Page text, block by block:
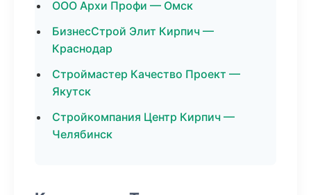
ООО Архи Профи — Омск
БизнесСтрой Элит Кирпич —
Краснодар
Строймастер Качество Проект —
Якутск
Стройкомпания Центр Кирпич —
Челябинск